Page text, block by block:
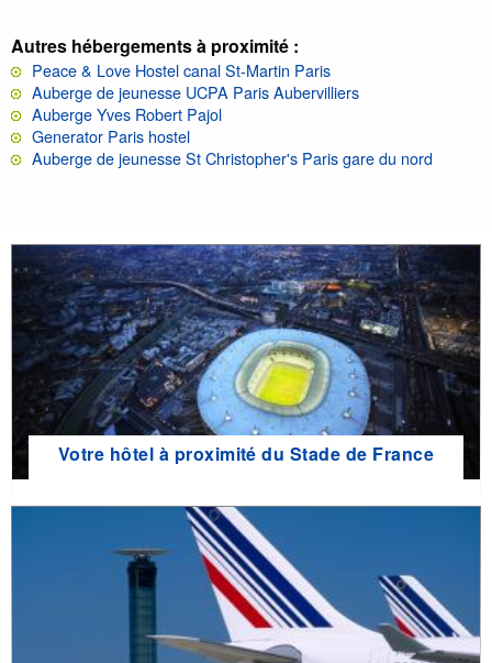
Autres hébergements à proximité :
Peace & Love Hostel canal St-Martin Paris
Auberge de jeunesse UCPA Paris Aubervilliers
Auberge Yves Robert Pajol
Generator Paris hostel
Auberge de jeunesse St Christopher's Paris gare du nord
Votre hôtel à proximité du Stade de France